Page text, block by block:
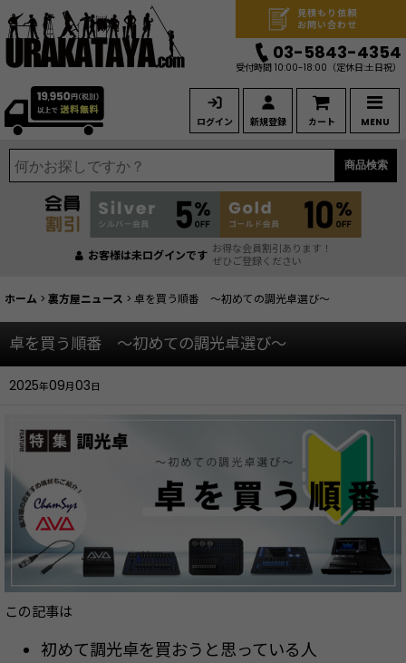
ログイン 新規登録 カート MENU
見積もり依頼
お問い合わせ
03-5843-4354
受付時間 10:00-18:00 （定休日:土日祝）
商品検索
お客様は未ログインです お得な会員割引あります！
ぜひご登録ください
ホーム > 裏方屋ニュース > 卓を買う順番 ～初めての調光卓選び～
卓を買う順番 ～初めての調光卓選び～
2025年09月03日
この記事は
初めて調光卓を買おうと思っている人